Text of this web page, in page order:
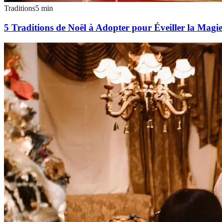
Traditions5 min
5 Traditions de Noël à Adopter pour Éveiller la Magie